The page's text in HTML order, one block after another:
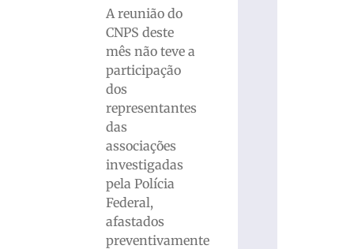
A reunião do
CNPS deste
mês não teve a
participação
dos
representantes
das
associações
investigadas
pela Polícia
Federal,
afastados
preventivamente